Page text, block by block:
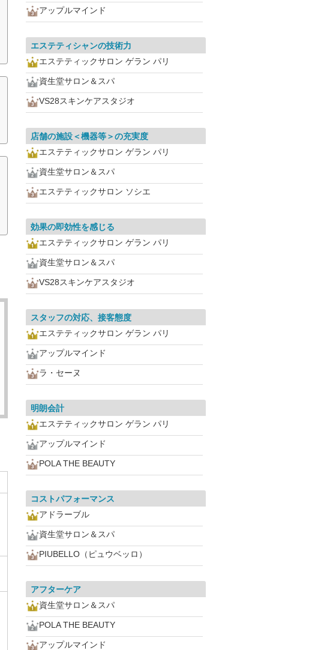
アップルマインド
エステティシャンの技術力
エステティックサロン ゲラン パリ
資生堂サロン＆スパ
VS28スキンケアスタジオ
店舗の施設＜機器等＞の充実度
エステティックサロン ゲラン パリ
資生堂サロン＆スパ
エステティックサロン ソシエ
効果の即効性を感じる
エステティックサロン ゲラン パリ
資生堂サロン＆スパ
VS28スキンケアスタジオ
スタッフの対応、接客態度
エステティックサロン ゲラン パリ
アップルマインド
ラ・セーヌ
明朗会計
エステティックサロン ゲラン パリ
アップルマインド
POLA THE BEAUTY
コストパフォーマンス
アドラーブル
資生堂サロン＆スパ
PIUBELLO（ピュウベッロ）
アフターケア
資生堂サロン＆スパ
POLA THE BEAUTY
アップルマインド